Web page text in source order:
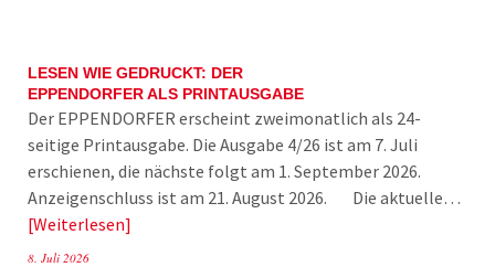
LESEN WIE GEDRUCKT: DER
EPPENDORFER ALS PRINTAUSGABE
Der EPPENDORFER erscheint zweimonatlich als 24-
seitige Printausgabe. Die Ausgabe 4/26 ist am 7. Juli
erschienen, die nächste folgt am 1. September 2026.
Anzeigenschluss ist am 21. August 2026. Die aktuelle…
Weiterlesen
8. Juli 2026